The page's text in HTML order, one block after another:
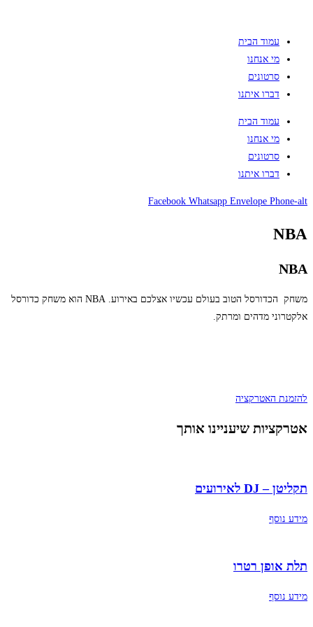
עמוד הבית
מי אנחנו
סרטונים
דברו איתנו
עמוד הבית
מי אנחנו
סרטונים
דברו איתנו
Facebook Whatsapp Envelope Phone-alt
NBA
NBA
משחק הכדורסל הטוב בעולם עכשיו אצלכם באירוע. NBA הוא משחק כדורסל
אלקטרוני מדהים ומרתק.
להזמנת האטרקציה
אטרקציות שיעניינו אותך
תקליטן – DJ לאירועים
מידע נוסף
תלת אופן רטרו
מידע נוסף